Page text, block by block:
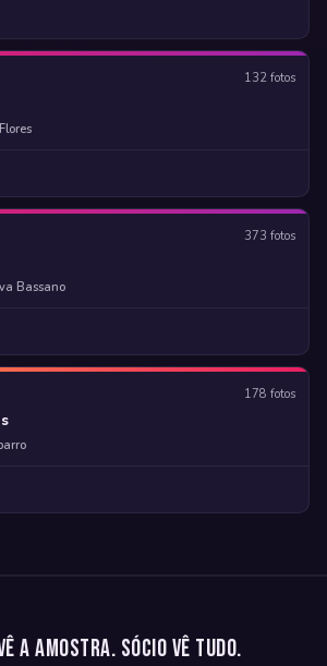
132 fotos
373 fotos
Bassano
178 fotos
a amostra. Sócio vê tudo.